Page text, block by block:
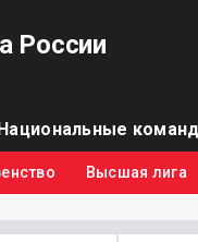
России
Высшая лига